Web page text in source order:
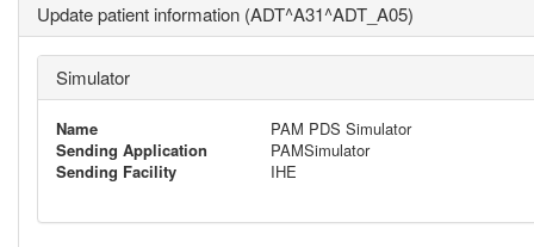
Update patient information (ADT^A31^ADT_A05)
Simulator
Name
PAM PDS Simulator
Sending Application
PAMSimulator
Sending Facility
IHE